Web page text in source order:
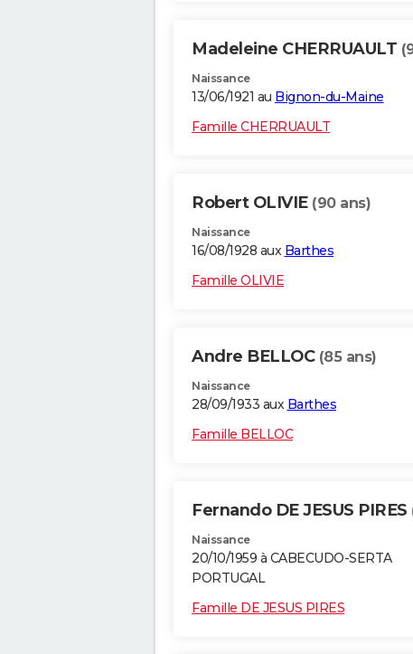
Madeleine CHERRUAULT
Naissance
13/06/1921 au Bignon-du-Maine
Famille CHERRUAULT
Robert OLIVIE (90 ans)
Naissance
16/08/1928 aux Barthes
Famille OLIVIE
Andre BELLOC (85 ans)
Naissance
28/09/1933 aux Barthes
Famille BELLOC
Fernando DE JESUS PIRES
Naissance
20/10/1959 à CABECUDO-SERTA
PORTUGAL
Famille DE JESUS PIRES